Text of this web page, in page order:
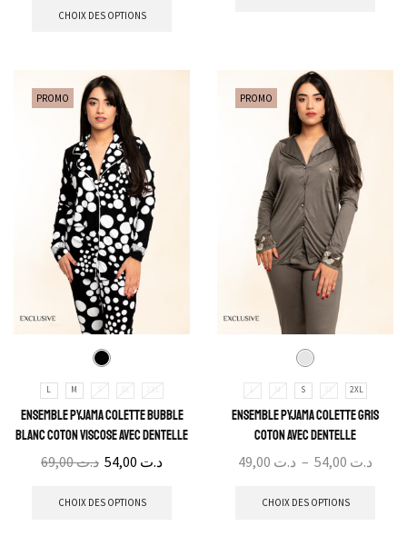
CHOIX DES OPTIONS
PROMO
L M S XL 2XL
Ensemble Pyjama Colette Bubble
Blanc Coton Viscose avec Dentelle
د.ت69,00 د.ت
CHOIX DES OPTIONS
PROMO
M S XL 2XL
Ensemble Pyjama Colette Gris
Coton avec Dentelle
د.ت – د.ت
CHOIX DES OPTIONS